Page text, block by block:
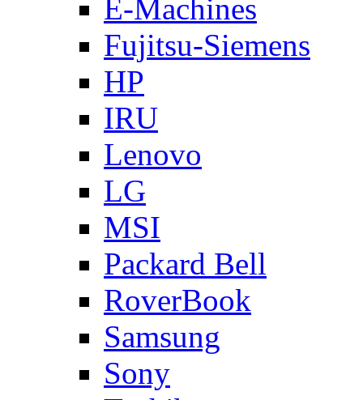
E-Machines
Fujitsu-Siemens
HP
IRU
Lenovo
LG
MSI
Packard Bell
RoverBook
Samsung
Sony